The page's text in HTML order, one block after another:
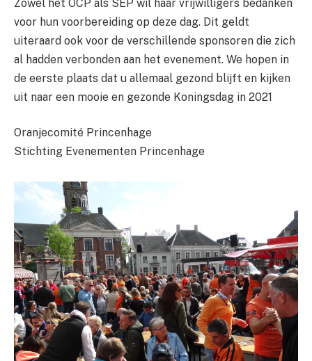
Zowel het OCP als SEP wil haar vrijwilligers bedanken
voor hun voorbereiding op deze dag. Dit geldt
uiteraard ook voor de verschillende sponsoren die zich
al hadden verbonden aan het evenement. We hopen in
de eerste plaats dat u allemaal gezond blijft en kijken
uit naar een mooie en gezonde Koningsdag in 2021
Oranjecomité Princenhage
Stichting Evenementen Princenhage